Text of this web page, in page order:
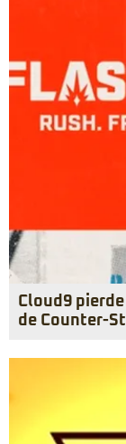
Cloud9
de Counter-